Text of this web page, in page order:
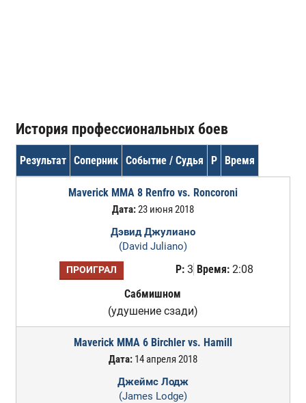
История профессиональных боев
Результат Соперник Событие / Судья Р Время
Maverick MMA 8 Renfro vs. Roncoroni
Дата:23 июня 2018
Дэвид Джулиано
(David Juliano)
ПРОИГРАЛ Р:3 Время:2:08
Сабмишном
(удушение сзади)
Maverick MMA 6 Birchler vs. Hamill
Дата:14 апреля 2018
Джеймс Лодж
(James Lodge)